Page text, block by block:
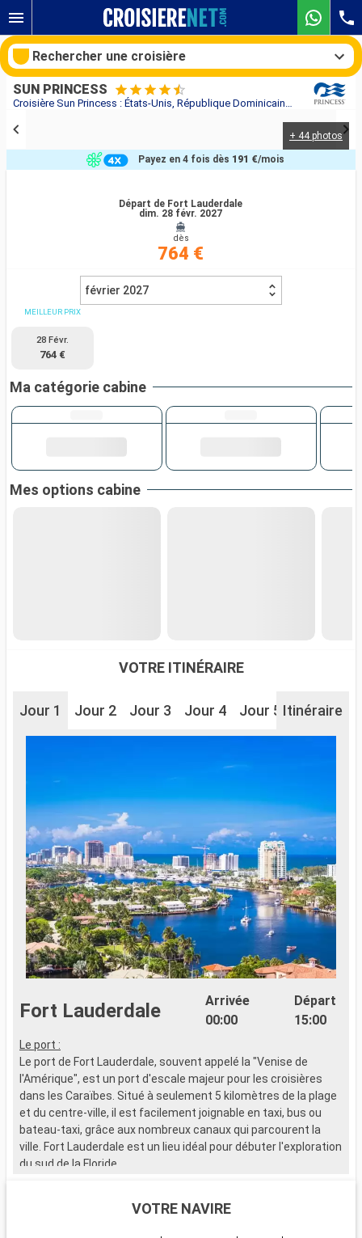
Croisière Sun Princess : États-Unis, République Dominicaine, Porto Rico, Îles Turques-et-Caïques au départ de Fort Lauderdale
SUN PRINCESS
+ 44 photos
Départ de Fort Lauderdale
dim. 28 févr. 2027
dès
764 €
Payez en 4 fois dès 191 €/mois
février 2027
MEILLEUR PRIX
28 Févr.
764 €
Ma catégorie cabine
Mes options cabine
VOTRE ITINÉRAIRE
Jour 1 Jour 2 Jour 3 Jour 4 Jour 5 Jour 6
Itinéraire
Fort Lauderdale
Arrivée
00:00
Départ
15:00
Le port :
Le port de Fort Lauderdale, souvent appelé la "Venise de
l'Amérique", est un port d'escale majeur pour les croisières
dans les Caraïbes. Situé à seulement 5 kilomètres de la plage
et du centre-ville, il est facilement joignable en taxi, bus ou
bateau-taxi, grâce aux nombreux canaux qui parcourent la
ville. Fort Lauderdale est un lieu idéal pour débuter l'exploration
du sud de la Floride.
Fort Lauderdale est réputée pour ses plages de sable et ses
VOTRE NAVIRE
Rechercher une croisière
Compagnies
Rechercher